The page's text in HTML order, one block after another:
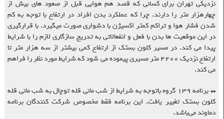
نزدیکی تهران برای کسانی که قصد هم هوایی قبل از صعود های بیش از
چهارهزار متر را دارند. چرا که عملکرد بدن افراد در ارتفاع با توجه به کم
شدن فشار هوا و تراکم کمتر اکسیژن با دشواری صورت میگیرد. با قرارگیری
در این موقعیت ها بدن با فعل و انفعالاتی به تدریج سازگاری لازم را با شرایط
پیدا می کند. در مسیر کلون بستک از ارتفاع کمی بیشتر از سه هزار متر تا
ارتفاع نزدیک ۴۲۰۰ متر مسیری پیموده می شود که شرایط مورد نظر را فراهم
می کند.
**
برنامه ۱۳۹ گروه باتوجه به شرایط از شب مانی قله توچال به شب مانی قله
کلون بستک تغییر یافت. این برنامه فقط مخصوص شرکت کنندگان برنامه
دماوند می‌باشد.